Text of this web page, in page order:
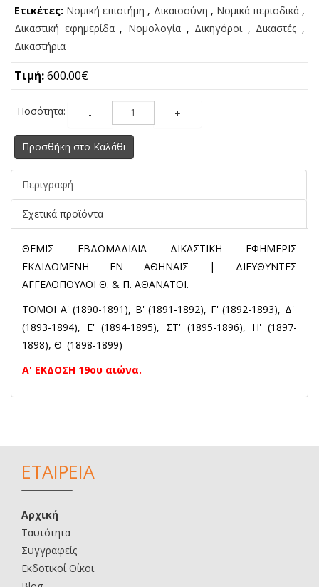
Ετικέτες: Νομική επιστήμη , Δικαιοσύνη , Νομικά περιοδικά,
Δικαστική εφημερίδα, Νομολογία, Δικηγόροι, Δικαστές ,
Δικαστήρια
Τιμή:600.00€
Ποσότητα: - +
Προσθήκη στο Καλάθι
Περιγραφή
Σχετικά προϊόντα
ΘΕΜΙΣ ΕΒΔΟΜΑΔΙΑΙΑ ΔΙΚΑΣΤΙΚΗ ΕΦΗΜΕΡΙΣ
ΕΚΔΙΔΟΜΕΝΗ ΕΝ ΑΘΗΝΑΙΣ | ΔΙΕΥΘΥΝΤΕΣ
ΑΓΓΕΛΟΠΟΥΛΟΙ Θ. & Π. ΑΘΑΝΑΤΟΙ.
ΤΟΜΟΙ Α' (1890-1891), Β' (1891-1892), Γ' (1892-1893), Δ'
(1893-1894), Ε' (1894-1895), ΣΤ' (1895-1896), Η' (1897-
1898), Θ' (1898-1899)
Α' ΕΚΔΟΣΗ 19ου αιώνα.
ΕΤΑΙΡΕΙΑ
Αρχική
Ταυτότητα
Συγγραφείς
Εκδοτικοί Οίκοι